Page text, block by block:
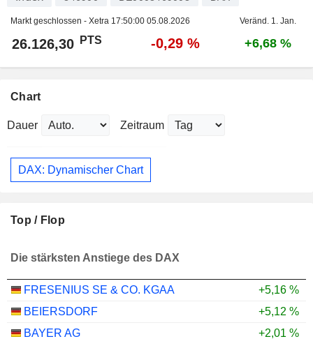
Markt geschlossen - Xetra 17:50:00 05.08.2026 Veränd. 1. Jan.
26.126,30 PTS -0,29 % +6,68 %
Chart
Dauer Zeitraum
DAX: Dynamischer Chart
Top / Flop
Die stärksten Anstiege des DAX
FRESENIUS SE & CO. KGAA
+5,16 %
BEIERSDORF
+5,12 %
BAYER AG
+2,01 %